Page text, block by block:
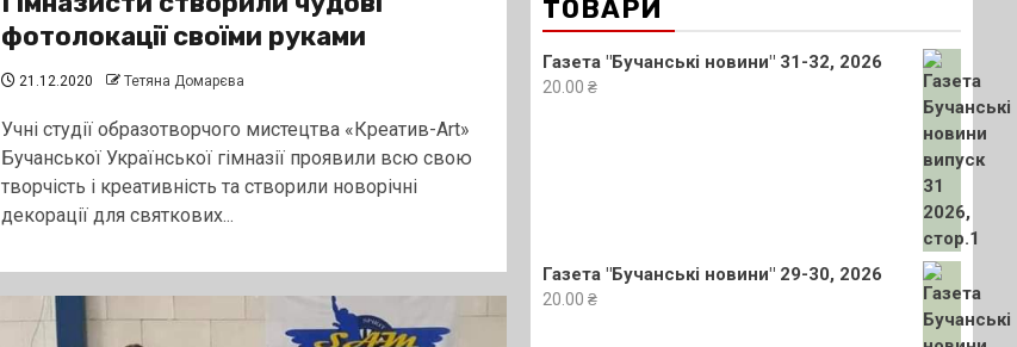
фотолокації своїми руками
21.12.2020 Тетяна Домарєва
Учні студії образотворчого мистецтва «Креатив-Art»
Бучанської Української гімназії проявили всю свою
творчість і креативність та створили новорічні
декорації для святкових...
ТОВАРИ
Газета "Бучанські новини" 31-32, 2026
20.00 ₴
Газета "Бучанські новини" 29-30, 2026
20.00 ₴